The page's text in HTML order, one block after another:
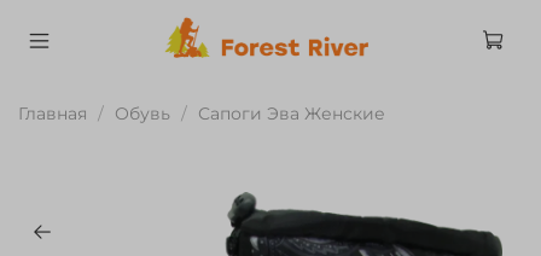
Главная Обувь Сапоги Эва Женские